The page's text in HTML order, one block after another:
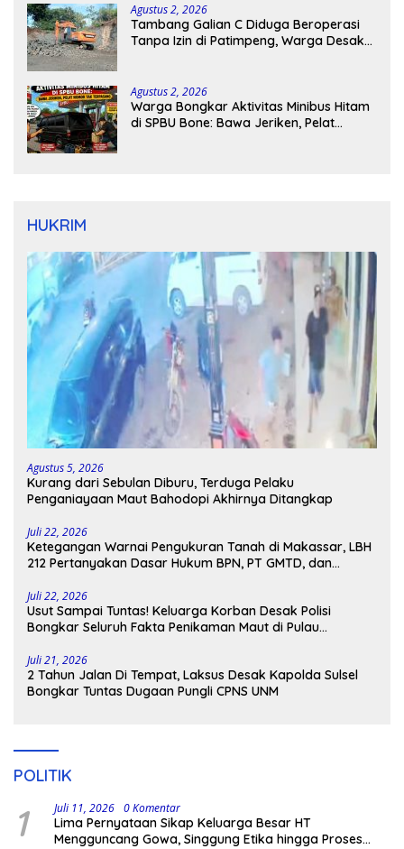
Agustus 2, 2026
Tambang Galian C Diduga Beroperasi
Tanpa Izin di Patimpeng, Warga Desak
Agustus 2, 2026
Warga Bongkar Aktivitas Minibus Hitam
di SPBU Bone: Bawa Jeriken, Pelat
HUKRIM
Agustus 5, 2026
Kurang dari Sebulan Diburu, Terduga Pelaku
Penganiayaan Maut Bahodopi Akhirnya Ditangkap
Juli 22, 2026
Ketegangan Warnai Pengukuran Tanah di Makassar, LBH
212 Pertanyakan Dasar Hukum BPN, PT GMTD, dan
Juli 22, 2026
Usut Sampai Tuntas! Keluarga Korban Desak Polisi
Bongkar Seluruh Fakta Penikaman Maut di Pulau
Juli 21, 2026
2 Tahun Jalan Di Tempat, Laksus Desak Kapolda Sulsel
Bongkar Tuntas Dugaan Pungli CPNS UNM
POLITIK
1 Juli 11, 2026 0 Komentar
Lima Pernyataan Sikap Keluarga Besar HT
Mengguncang Gowa, Singgung Etika hingga Proses